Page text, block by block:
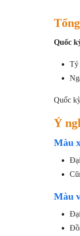
Quốc
Tỷ
Quốc
Ý
Màu
Màu